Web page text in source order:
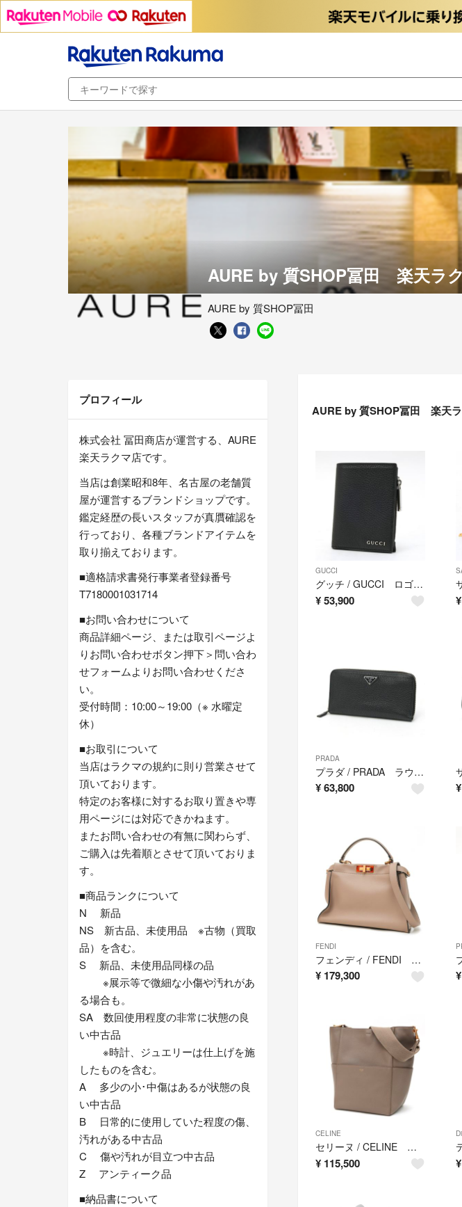
AURE by 質SHOP冨田 楽天ラ
AURE by 質SHOP冨田
AURE by 質SHOP冨田 楽天
GUCCI
グッチ / GUCCI ロゴ コイン ウォレット / 二つ折り財布 795292 レザー ブラック 【中古】
¥53,900 ¥
PRADA
プラダ / PRADA ラウンドジップ ウォレット / ラウンドファスナー 財布 2ML317 ヴィッテロダイノ レザー ブラック 【中古】
¥63,800 ¥
FENDI
フェンディ / FENDI ピーカブー レギュラー / ショルダーバッグ 8BN290 カーフレザー グレージュ系 【中古】
¥ 179,300 ¥
CELINE
セリーヌ / CELINE ソー サングル バケット / ショルダーバッグ 18959 / 17659 レザー グレージュ系 【中古】
¥ 115,500 ¥
プロフィール
株式会社 冨田商店が運営する、AURE
楽天ラクマ店です。
当店は創業昭和8年、名古屋の老舗質
屋が運営するブランドショップです。
鑑定経歴の長いスタッフが真贋確認を
行っており、各種ブランドアイテムを
取り揃えております。
■適格請求書発行事業者登録番号
T7180001031714
■お問い合わせについて
商品詳細ページ、または取引ページよ
りお問い合わせボタン押下＞問い合わ
せフォームよりお問い合わせくださ
い。
受付時間：10:00～19:00（※ 水曜定
休）
■お取引について
当店はラクマの規約に則り営業させて
頂いております。
特定のお客様に対するお取り置きや専
用ページには対応できかねます。
またお問い合わせの有無に関わらず、
ご購入は先着順とさせて頂いておりま
す。
■商品ランクについて
N 新品
NS 新古品、未使用品 ※古物（買取
品）を含む。
S 新品、未使用品同様の品
※展示等で微細な小傷や汚れがあ
る場合も。
SA 数回使用程度の非常に状態の良
い中古品
※時計、ジュエリーは仕上げを施
したものを含む。
A 多少の小･中傷はあるが状態の良
い中古品
B 日常的に使用していた程度の傷、
汚れがある中古品
C 傷や汚れが目立つ中古品
Z アンティーク品
■納品書について